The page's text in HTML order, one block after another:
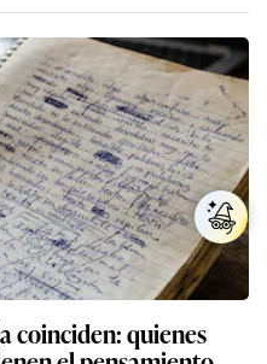
coinciden: quienes